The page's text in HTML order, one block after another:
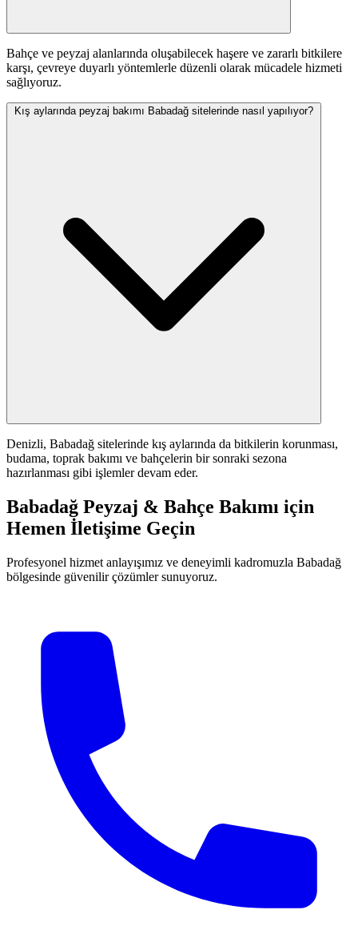
Bahçe ve peyzaj alanlarında oluşabilecek haşere ve zararlı bitkilere
karşı, çevreye duyarlı yöntemlerle düzenli olarak mücadele hizmeti
sağlıyoruz.
Kış aylarında peyzaj bakımı Babadağ sitelerinde nasıl yapılıyor?
Denizli, Babadağ sitelerinde kış aylarında da bitkilerin korunması,
budama, toprak bakımı ve bahçelerin bir sonraki sezona
hazırlanması gibi işlemler devam eder.
Babadağ Peyzaj & Bahçe Bakımı için
Hemen İletişime Geçin
Profesyonel hizmet anlayışımız ve deneyimli kadromuzla Babadağ
bölgesinde güvenilir çözümler sunuyoruz.